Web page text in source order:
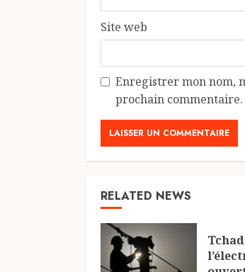
Site web
Enregistrer mon nom,
prochain commentaire.
RELATED NEWS